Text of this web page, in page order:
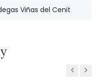
Viñas del Cenit
Previous
Next